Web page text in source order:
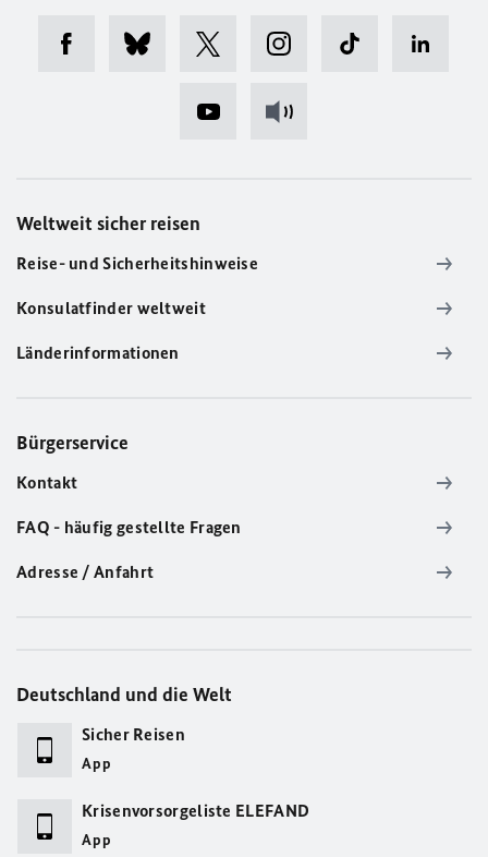
Weltweit sicher reisen
Reise- und Sicherheitshinweise
Konsulatfinder weltweit
Länderinformationen
Bürgerservice
Kontakt
FAQ - häufig gestellte Fragen
Adresse / Anfahrt
Deutschland und die Welt
Sicher Reisen
App
Krisenvorsorgeliste ELEFAND
App